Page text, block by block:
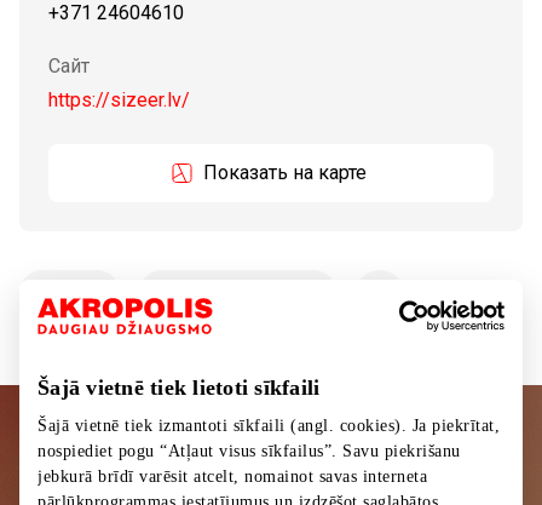
Šajā vietnē tiek lietoti sīkfaili
Šajā vietnē tiek izmantoti sīkfaili (angl. cookies). Ja piekrītat,
nospiediet pogu “Atļaut visus sīkfailus”. Savu piekrišanu
jebkurā brīdī varēsit atcelt, nomainot savas interneta
+371 24604610
Сайт
https://sizeer.lv/
Показать на карте
Подписывайтесь на рассылку
новостей